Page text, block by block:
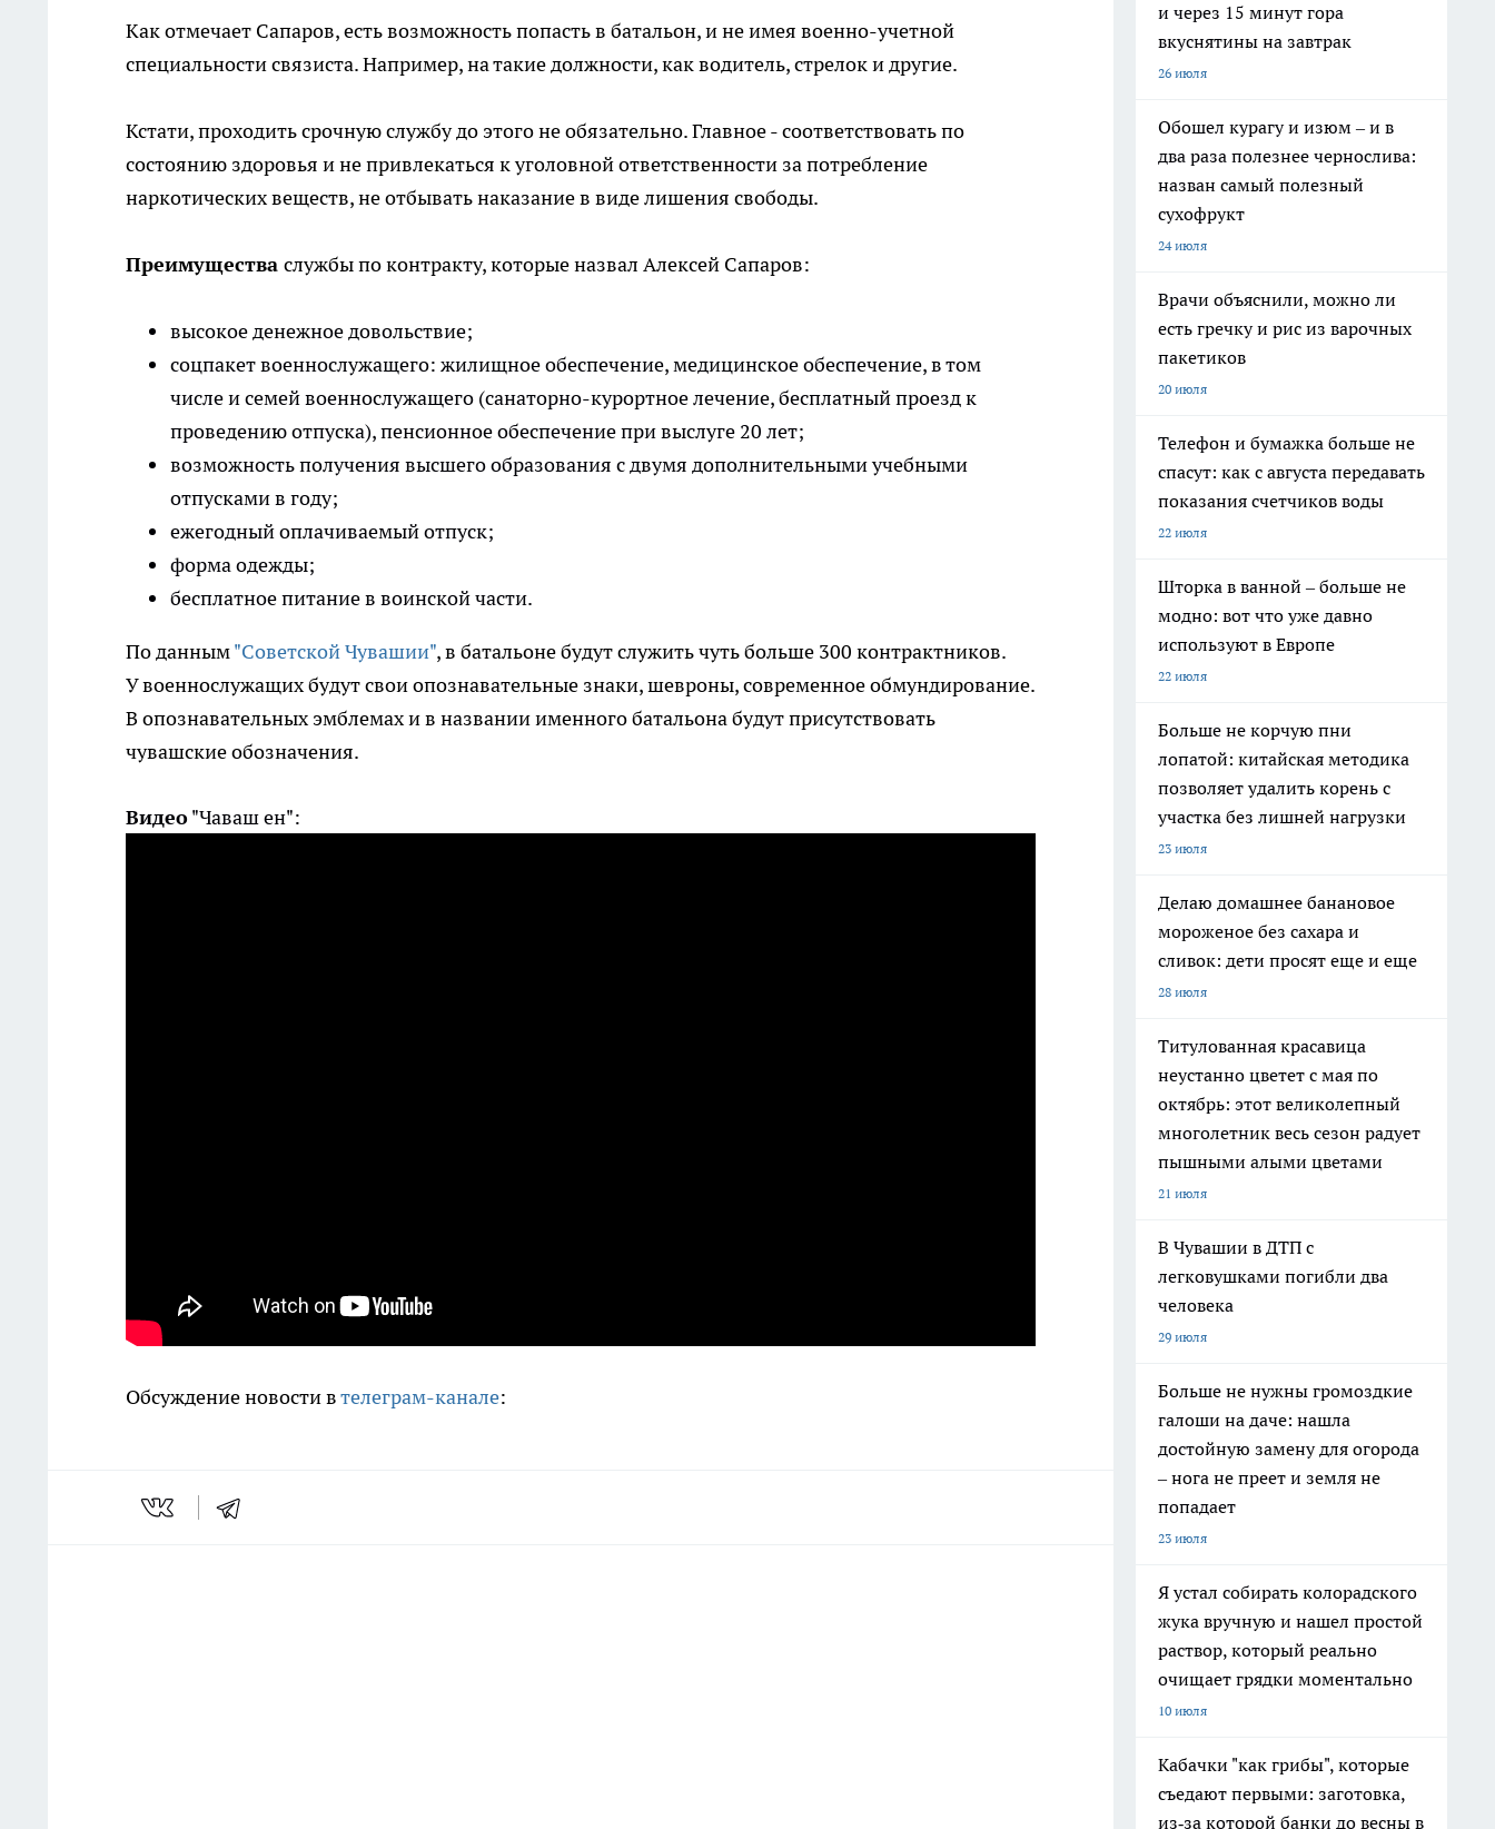
Как отмечает Сапаров, есть возможность попасть в батальон, и не имея военно-учетной
специальности связиста. Например, на такие должности, как водитель, стрелок и другие.
Кстати, проходить срочную службу до этого не обязательно. Главное - соответствовать по
состоянию здоровья и не привлекаться к уголовной ответственности за потребление
наркотических веществ, не отбывать наказание в виде лишения свободы.
Преимущества службы по контракту, которые назвал Алексей Сапаров:
высокое денежное довольствие;
соцпакет военнослужащего: жилищное обеспечение, медицинское обеспечение, в том
числе и семей военнослужащего (санаторно-курортное лечение, бесплатный проезд к
проведению отпуска), пенсионное обеспечение при выслуге 20 лет;
возможность получения высшего образования с двумя дополнительными учебными
отпусками в году;
ежегодный оплачиваемый отпуск;
форма одежды;
бесплатное питание в воинской части.
По данным"Советской Чувашии", в батальоне будут служить чуть больше 300 контрактников.
У военнослужащих будут свои опознавательные знаки, шевроны, современное обмундирование.
В опознавательных эмблемах и в названии именного батальона будут присутствовать
чувашские обозначения.
Видео"Чаваш ен":
Обсуждение новости втелеграм-канале:
и через 15 минут гора
вкуснятины на завтрак
26 июля
Обошел курагу и изюм – и в
два раза полезнее чернослива:
назван самый полезный
сухофрукт
24 июля
Врачи объяснили, можно ли
есть гречку и рис из варочных
пакетиков
20 июля
Телефон и бумажка больше не
спасут: как с августа передавать
показания счетчиков воды
22 июля
Шторка в ванной – больше не
модно: вот что уже давно
используют в Европе
22 июля
Больше не корчую пни
лопатой: китайская методика
позволяет удалить корень с
участка без лишней нагрузки
23 июля
Делаю домашнее банановое
мороженое без сахара и
сливок: дети просят еще и еще
28 июля
Титулованная красавица
неустанно цветет с мая по
октябрь: этот великолепный
многолетник весь сезон радует
пышными алыми цветами
21 июля
В Чувашии в ДТП с
легковушками погибли два
человека
29 июля
Больше не нужны громоздкие
галоши на даче: нашла
достойную замену для огорода
– нога не преет и земля не
попадает
23 июля
Я устал собирать колорадского
жука вручную и нашел простой
раствор, который реально
очищает грядки моментально
10 июля
Кабачки "как грибы", которые
съедают первыми: заготовка,
из‑за которой банки до весны в